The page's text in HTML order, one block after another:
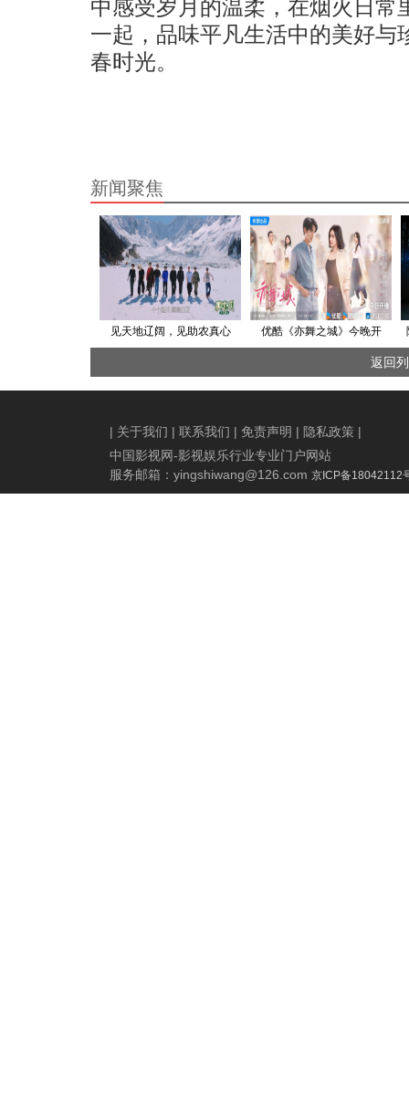
中感受岁月的温柔，在烟火日常
一起，品味平凡生活中的美好与
春时光。
新闻聚焦
见天地辽阔，见助农真心
优酷《亦舞之城》今晚开
播，钟汉良秦岚旧爱重逢演
绎治愈故事
返回
| 关于我们 | 联系我们 | 免责声明 | 隐私政策 |
中国影视网-影视娱乐行业专业门户网站
服务邮箱： yingshiwang@126.com 京ICP备18042112